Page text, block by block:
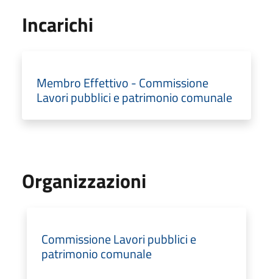
Incarichi
Membro Effettivo - Commissione
Lavori pubblici e patrimonio comunale
Organizzazioni
Commissione Lavori pubblici e
patrimonio comunale